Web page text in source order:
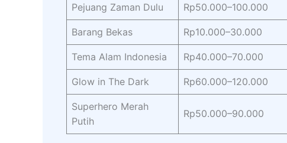
Pejuang Zaman Dulu Rp50.000–100.000
Barang Bekas Rp10.000–30.000
Tema Alam Indonesia Rp40.000–70.000
Glow in The Dark Rp60.000–120.000
Superhero Merah
Putih
Rp50.000–90.000